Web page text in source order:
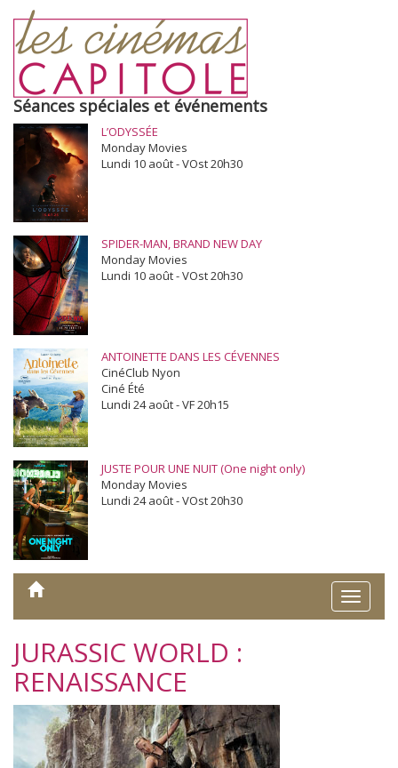
Séances spéciales et événements
L’ODYSSÉE
Monday Movies
Lundi 10 août - VOst 20h30
SPIDER-MAN, BRAND NEW DAY
Monday Movies
Lundi 10 août - VOst 20h30
ANTOINETTE DANS LES CÉVENNES
CinéClub Nyon
Ciné Été
Lundi 24 août - VF 20h15
JUSTE POUR UNE NUIT (One night only)
Monday Movies
Lundi 24 août - VOst 20h30
Toggle
JURASSIC WORLD :
RENAISSANCE